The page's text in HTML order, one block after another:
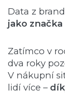
Data z
jako
Zatímco v
dva roky
V nákupní
lidí více –